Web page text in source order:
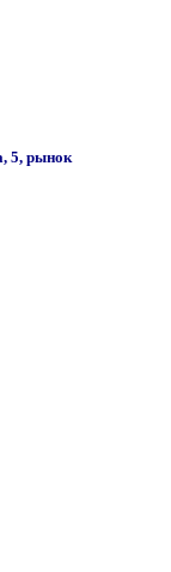
5, рынок